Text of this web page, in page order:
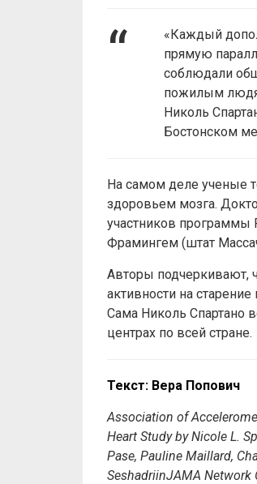
«Каждый
прямую
соблюдали
пожилым
Николь
Бостонском
На самом деле ученые
здоровьем мозга.
участников программы
Фрамингем (штат
Авторы подчеркивают,
активности на
Сама Николь Спартано
центрах по всей стране.
Текст: Вера Попович
Association of
Heart Study by Nicole L.
Pase, Pauline Maillard,
SeshadriinJAMA Network